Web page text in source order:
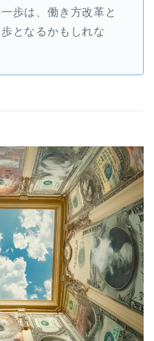
歩は、働き方改革と
となるかもしれな